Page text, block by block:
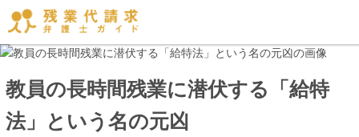
教員の長時間残業に潜伏する「給特
法」という名の元凶